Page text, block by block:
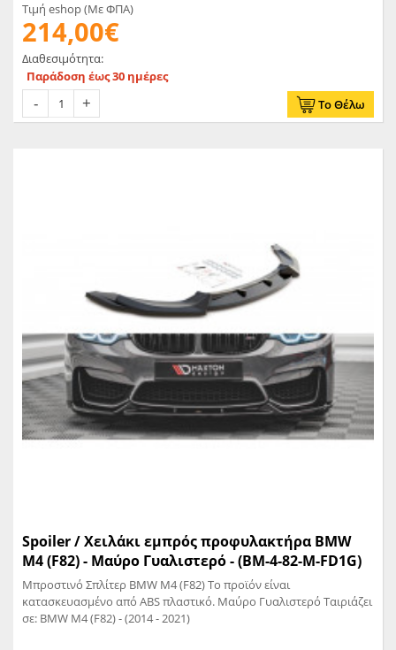
Τιμή eshop (Με ΦΠΑ)
214,00€
Διαθεσιμότητα:
Παράδοση έως 30 ημέρες
Το Θέλω
Spoiler / Χειλάκι εμπρός προφυλακτήρα BMW
M4 (F82) - Μαύρο Γυαλιστερό - (BM-4-82-M-FD1G)
Μπροστινό Σπλίτερ BMW M4 (F82) Το προϊόν είναι
κατασκευασμένο από ABS πλαστικό. Μαύρο Γυαλιστερό Ταιριάζει
σε: BMW M4 (F82) - (2014 - 2021)